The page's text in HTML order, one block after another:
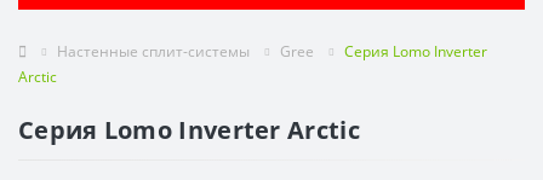
Настенные сплит-системы Gree
Серия Lomo Inverter
Arctic
Серия Lomo Inverter Arctic